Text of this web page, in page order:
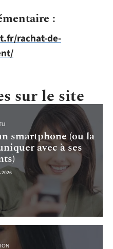
:
rachat-de-
sur le site
smartphone (ou la
avec à ses
2026